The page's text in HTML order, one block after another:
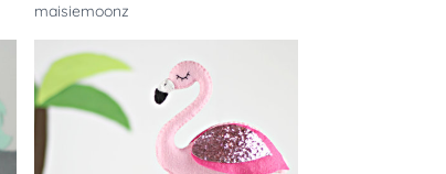
maisiemoonz